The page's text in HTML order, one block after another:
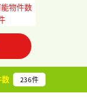
物件数
236件